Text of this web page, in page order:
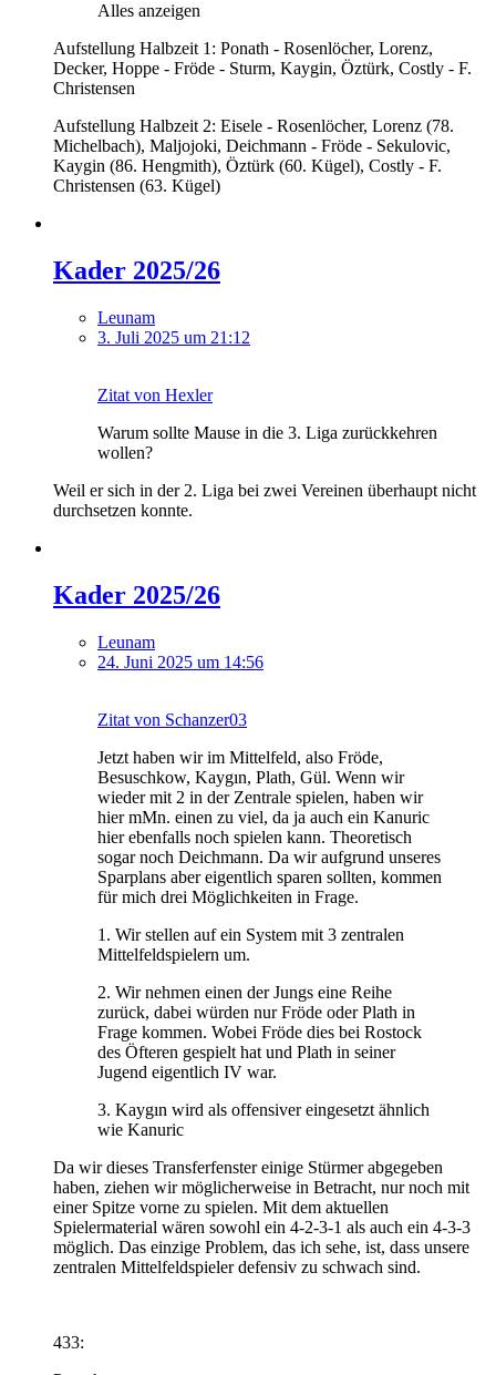
Alles anzeigen
Aufstellung Halbzeit 1: Ponath - Rosenlöcher, Lorenz,
Decker, Hoppe - Fröde - Sturm, Kaygin, Öztürk, Costly - F.
Christensen
Aufstellung Halbzeit 2: Eisele - Rosenlöcher, Lorenz (78.
Michelbach), Maljojoki, Deichmann - Fröde - Sekulovic,
Kaygin (86. Hengmith), Öztürk (60. Kügel), Costly - F.
Christensen (63. Kügel)
Kader 2025/26
Leunam
3. Juli 2025 um 21:12
Zitat von Hexler
Warum sollte Mause in die 3. Liga zurückkehren
wollen?
Weil er sich in der 2. Liga bei zwei Vereinen überhaupt nicht
durchsetzen konnte.
Kader 2025/26
Leunam
24. Juni 2025 um 14:56
Zitat von Schanzer03
Jetzt haben wir im Mittelfeld, also Fröde,
Besuschkow, Kaygın, Plath, Gül. Wenn wir
wieder mit 2 in der Zentrale spielen, haben wir
hier mMn. einen zu viel, da ja auch ein Kanuric
hier ebenfalls noch spielen kann. Theoretisch
sogar noch Deichmann. Da wir aufgrund unseres
Sparplans aber eigentlich sparen sollten, kommen
für mich drei Möglichkeiten in Frage.
1. Wir stellen auf ein System mit 3 zentralen
Mittelfeldspielern um.
2. Wir nehmen einen der Jungs eine Reihe
zurück, dabei würden nur Fröde oder Plath in
Frage kommen. Wobei Fröde dies bei Rostock
des Öfteren gespielt hat und Plath in seiner
Jugend eigentlich IV war.
3. Kaygın wird als offensiver eingesetzt ähnlich
wie Kanuric
Da wir dieses Transferfenster einige Stürmer abgegeben
haben, ziehen wir möglicherweise in Betracht, nur noch mit
einer Spitze vorne zu spielen. Mit dem aktuellen
Spielermaterial wären sowohl ein 4-2-3-1 als auch ein 4-3-3
möglich. Das einzige Problem, das ich sehe, ist, dass unsere
zentralen Mittelfeldspieler defensiv zu schwach sind.
433: